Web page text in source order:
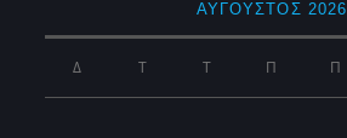
ΑΎΓΟΥΣΤΟΣ 2026
Δ Τ Τ Π Π